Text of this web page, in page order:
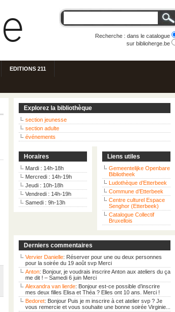
Recherche : dans le catalogue
sur biblioherge.be
EDITIONS 211
Explorez la bibliothèque
section jeunesse
section adulte
événements
Horaires
Mardi : 14h-18h
Mercredi : 14h-19h
Jeudi : 10h-18h
Vendredi : 14h-19h
Samedi : 9h-13h
Liens utiles
Gemeentelijke Openbare
Bibliotheek
Ludothèque d’Etterbeek
Commune d’Etterbeek
Centre culturel Espace
Senghor (Etterbeek)
Catalogue Collectif
Bruxellois
Derniers commentaires
Vervier Danielle: Réserver pour une ou deux personnes
pour la soirée du 19 août svp Merci
Anton: Bonjour, je voudrais inscrire Anton aux ateliers du ça
me dit ! – Samedi 6 juin Merci
Alexandra van lierde: Bonjour est-ce possible d’inscrire
mes deux filles Elisa et Théa ? Elles ont 10 ans. Merci !
Bedoret: Bonjour Puis je m inscrire à cet atelier svp ? Je
vous remercie et vous souhaite une bonne soirée Virginie...